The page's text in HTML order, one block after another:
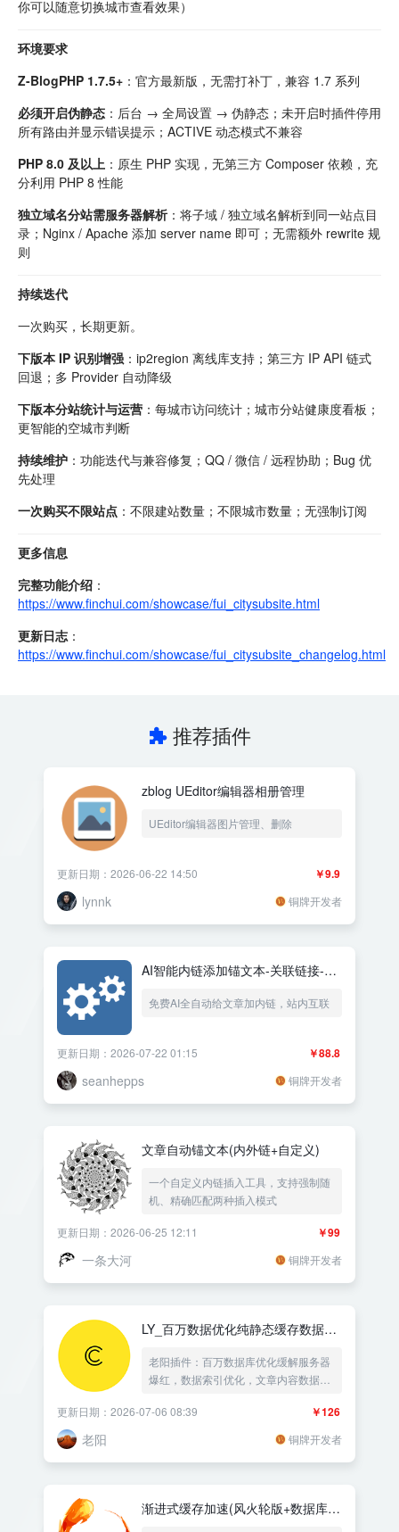
你可以随意切换城市查看效果）
环境要求
Z-BlogPHP 1.7.5+ ：官方最新版，无需打补丁，兼容 1.7 系列
必须开启伪静态 ：后台 → 全局设置 → 伪静态；未开启时插件停用
所有路由并显示错误提示；ACTIVE 动态模式不兼容
PHP 8.0 及以上 ：原生 PHP 实现，无第三方 Composer 依赖，充
分利用 PHP 8 性能
独立域名分站需服务器解析：将子域 / 独立域名解析到同一站点目
录；Nginx / Apache 添加 server name 即可；无需额外 rewrite 规
则
持续迭代
一次购买，长期更新。
下版本 IP 识别增强 ：ip2region 离线库支持；第三方 IP API 链式
回退；多 Provider 自动降级
下版本分站统计与运营 ：每城市访问统计；城市分站健康度看板；
更智能的空城市判断
持续维护 ：功能迭代与兼容修复；QQ / 微信 / 远程协助；Bug 优
先处理
一次购买不限站点 ：不限建站数量；不限城市数量；无强制订阅
更多信息
完整功能介绍 ：
https://www.finchui.com/showcase/fui_citysubsite.html
更新日志：
https://www.finchui.com/showcase/fui_citysubsite_changelog.html
推荐插件
zblog UEditor编辑器相册管理
UEditor编辑器图片管理、删除
￥9.9
更新日期：2026-06-22 14:50
lynnk 铜牌开发者
AI智能内链添加锚文本-关联链接-文
化-排名优化
免费AI全自动给文章加内链，站内互联
￥88.8
更新日期：2026-07-22 01:15
seanhepps 铜牌开发者
文章自动锚文本(内外链+自定义)
一个自定义内链插入工具，支持强制随
机、精确匹配两种插入模式
￥99
更新日期：2026-06-25 12:11
一条大河 铜牌开发者
LY_百万数据优化纯静态缓存数据分
老阳插件：百万数据库优化缓解服务器
爆红，数据索引优化，文章内容数据库
成html纯静态化数据缓存，降低网站资
源消耗，提升网站的访问响应速度,真正
的纯静态规则，生成帝国类的静态html
￥126
更新日期：2026-07-06 08:39
老阳 铜牌开发者
渐进式缓存加速(风火轮版+数据库优